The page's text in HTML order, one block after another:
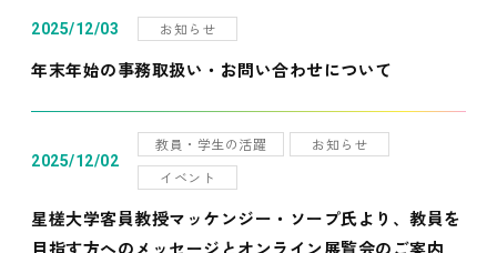
2025/12/03 お知らせ
年末年始の事務取扱い・お問い合わせについて
2025/12/02
教員・学生の活躍
お知らせ
イベント
星槎大学客員教授マッケンジー・ソープ氏より、教員を
目指す方へのメッセージとオンライン展覧会のご案内